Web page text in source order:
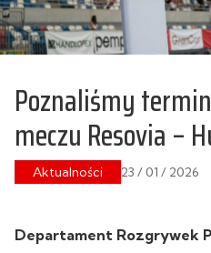
Poznaliśmy
meczu Resovia –
Aktualności 23 / 01 / 2026
Departament Rozgrywek